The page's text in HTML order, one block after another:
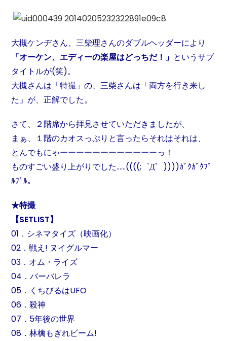
大槻ケンヂさん、三柴理さんのダブルヘッダーにより
「オーケン、エディーの楽屋はどっちだ！」 というサブ
タイトルが(笑)。
大槻さんは「特撮」の、三柴さんは「両方を行き来し
た」が、正解でした。
さて、２階席から拝見させていただきましたが、
まぁ、１階のカオスっぷりと言ったらそれはそれは、
とんでもにゃーーーーーーーーーーーーっ！
ものすごい盛り上がりでした……((((;゜Д゜))))ｶﾞｸｶﾞｸﾌﾞ
ﾙﾌﾞﾙ。
★特撮
【SETLIST】
01．シネマタイズ（映画化）
02．戦え! ヌイグルマー
03．オム・ライズ
04．バーバレラ
05．くちびるはUFO
06．殺神
07．5年後の世界
08．林檎もぎれビーム!